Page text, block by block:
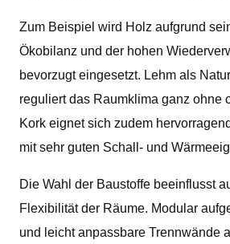
Zum Beispiel wird Holz aufgrund
Ökobilanz und der hohen
bevorzugt eingesetzt. Lehm als
reguliert das Raumklima ganz ohne
Kork eignet sich zudem
mit sehr guten Schall- und
Die Wahl der Baustoffe beeinflusst
Flexibilität der Räume. Modular
und leicht anpassbare Trennwände